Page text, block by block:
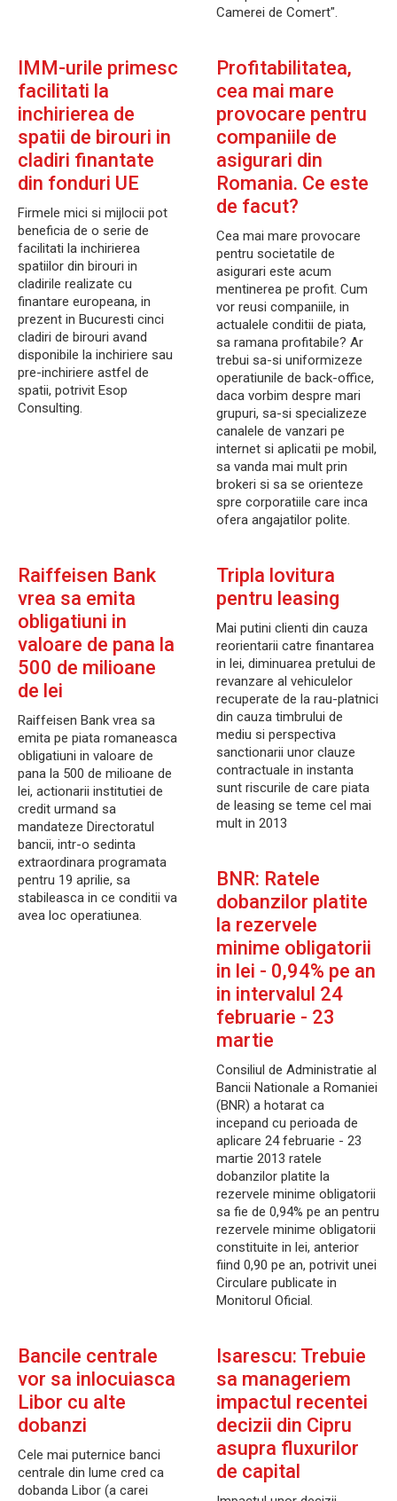
Camerei de Comert".
IMM-urile primesc
facilitati la
inchirierea de
spatii de birouri in
cladiri finantate
din fonduri UE
Firmele mici si mijlocii pot
beneficia de o serie de
facilitati la inchirierea
spatiilor din birouri in
cladirile realizate cu
finantare europeana, in
prezent in Bucuresti cinci
cladiri de birouri avand
disponibile la inchiriere sau
pre-inchiriere astfel de
spatii, potrivit Esop
Consulting.
Profitabilitatea,
cea mai mare
provocare pentru
companiile de
asigurari din
Romania. Ce este
de facut?
Cea mai mare provocare
pentru societatile de
asigurari este acum
mentinerea pe profit. Cum
vor reusi companiile, in
actualele conditii de piata,
sa ramana profitabile? Ar
trebui sa-si uniformizeze
operatiunile de back-office,
daca vorbim despre mari
grupuri, sa-si specializeze
canalele de vanzari pe
internet si aplicatii pe mobil,
sa vanda mai mult prin
brokeri si sa se orienteze
spre corporatiile care inca
ofera angajatilor polite.
Raiffeisen Bank
vrea sa emita
obligatiuni in
valoare de pana la
500 de milioane
de lei
Raiffeisen Bank vrea sa
emita pe piata romaneasca
obligatiuni in valoare de
pana la 500 de milioane de
lei, actionarii institutiei de
credit urmand sa
mandateze Directoratul
bancii, intr-o sedinta
extraordinara programata
pentru 19 aprilie, sa
stabileasca in ce conditii va
avea loc operatiunea.
Tripla lovitura
pentru leasing
Mai putini clienti din cauza
reorientarii catre finantarea
in lei, diminuarea pretului de
revanzare al vehiculelor
recuperate de la rau-platnici
din cauza timbrului de
mediu si perspectiva
sanctionarii unor clauze
contractuale in instanta
sunt riscurile de care piata
de leasing se teme cel mai
mult in 2013
BNR: Ratele
dobanzilor platite
la rezervele
minime obligatorii
in lei - 0,94% pe an
in intervalul 24
februarie - 23
martie
Consiliul de Administratie al
Bancii Nationale a Romaniei
(BNR) a hotarat ca
incepand cu perioada de
aplicare 24 februarie - 23
martie 2013 ratele
dobanzilor platite la
rezervele minime obligatorii
sa fie de 0,94% pe an pentru
rezervele minime obligatorii
constituite in lei, anterior
fiind 0,90 pe an, potrivit unei
Circulare publicate in
Monitorul Oficial.
Bancile centrale
vor sa inlocuiasca
Libor cu alte
dobanzi
Cele mai puternice banci
centrale din lume cred ca
dobanda Libor (a carei
Isarescu: Trebuie
sa manageriem
impactul recentei
decizii din Cipru
asupra fluxurilor
de capital